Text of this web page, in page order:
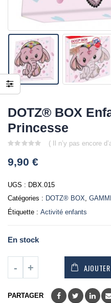
DOTZ® BOX
Princesse
out
of
( Il n’y pas encore
9,90 €
UGS : DBX.015
Catégories : DOTZ® BOX,
Étiquette : Activité enfants
En stock
PARTAGER